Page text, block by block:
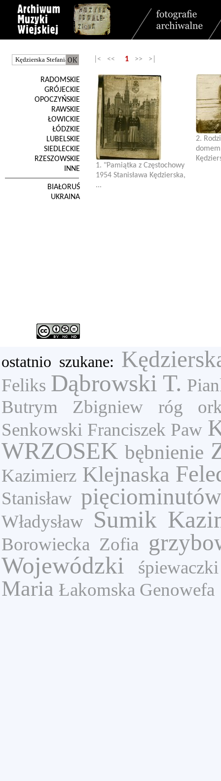
RADOMSKIE
GRÓJECKIE
OPOCZYŃSKIE
RAWSKIE
ŁOWICKIE
ŁÓDZKIE
LUBELSKIE
SIEDLECKIE
RZESZOWSKIE
INNE
BIAŁORUŚ
UKRAINA
|< << 1 >> >|
1. "Pamiątka z Częstochowy
1954 Stanisława Kędzierska,
...
2.
ostatnio szukane:
Feliks Dąbrowski T.
Butrym Zbigniew
róg
Senkowski Franciszek Paw
WRZOSEK bębnienie
Kazimierz Klejnaska
Stanisław
Władysław Sumik
Borowiecka Zofia
Wojewódzki
Maria Łakomska Genowefa